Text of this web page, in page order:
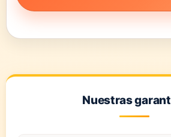
Nuestras